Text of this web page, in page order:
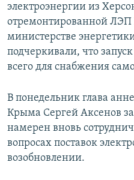
электроэнергии из
отремонтированной
министерстве
подчеркивали, что
всего для снабжения
В понедельник глава
Крыма Сергей Аксенов
намерен вновь
вопросах поставок
возобновлении.